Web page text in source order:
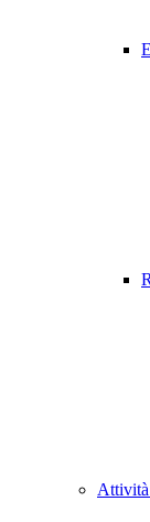
Attività